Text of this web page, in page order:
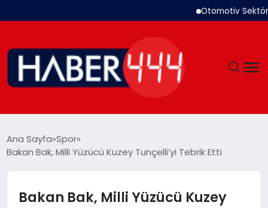
Otomotiv Sektörü
DÜNYA
Ana Sayfa Spor
Bakan Bak, Milli Yüzücü Kuzey Tunçelli’yi Tebrik Etti
Bakan Bak, Milli Yüzücü Kuzey